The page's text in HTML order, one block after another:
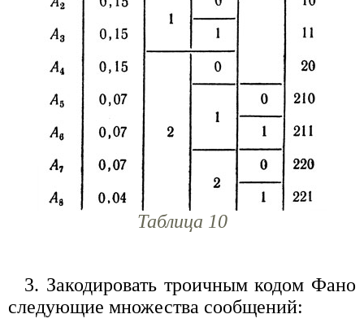
Таблица 10
3. Закодировать троичным кодом Фано
следующие множества сообщений: